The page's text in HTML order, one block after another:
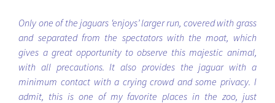
Only one of the jaguars ‘enjoys’ larger run, covered with grass
and separated from the spectators with the moat, which
gives a great opportunity to observe this majestic animal,
with all precautions. It also provides the jaguar with a
minimum contact with a crying crowd and some privacy. I
admit, this is one of my favorite places in the zoo, just